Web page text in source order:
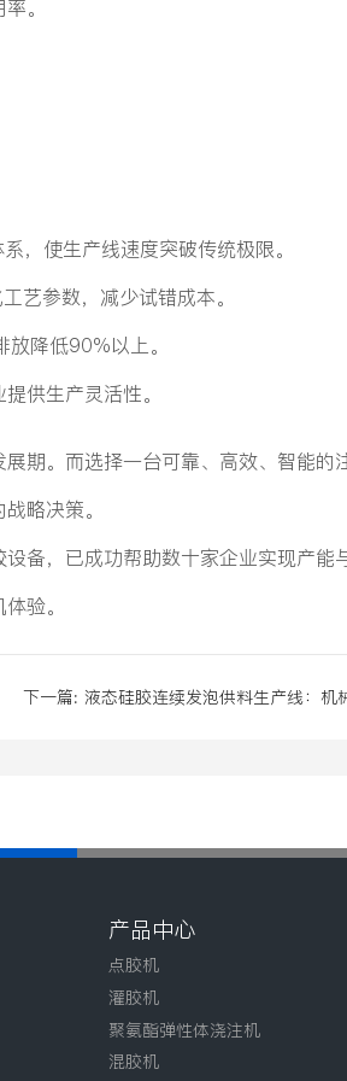
。
，使生产线速度突破传统极限。
艺参数，减少试错成本。
降低90%以上。
供生产灵活性。
期。而选择一台可靠、高效、智能的
略决策。
备，已成功帮助数十家企业实现产能
验。
下一篇: 液态硅胶连续发泡供料生产线：机
产品中心
点胶机
灌胶机
聚氨酯弹性体浇注机
混胶机